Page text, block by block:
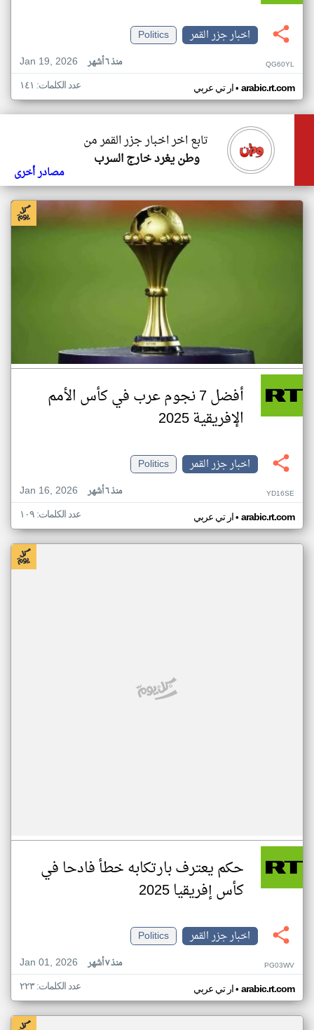
اخبار جزر القمر
Politics
Jan 19, 2026
منذ ٦ أشهر QG60YL
ار تي عربي• arabic.rt.com عدد الكلمات: ١٤١
تابع اخر اخبار جزر القمر من
وطن يغرد خارج السرب
مصادر أخرى
أفضل 7 نجوم عرب في كأس الأمم
الإفريقية 2025
اخبار جزر القمر
Politics
Jan 16, 2026
منذ ٦ أشهر YD16SE
ار تي عربي• arabic.rt.com عدد الكلمات: ١٠٩
حكم يعترف بارتكابه خطأ فادحا في
كأس إفريقيا 2025
اخبار جزر القمر
Politics
Jan 01, 2026
منذ ٧ أشهر PG03WV
ار تي عربي• arabic.rt.com عدد الكلمات: ٢٢٣